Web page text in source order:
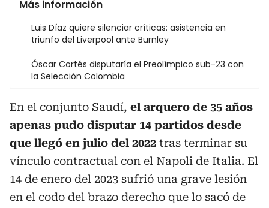
Más información
Luis Díaz quiere silenciar críticas: asistencia en
triunfo del Liverpool ante Burnley
Óscar Cortés disputaría el Preolímpico sub-23 con
la Selección Colombia
En el conjunto Saudí, el arquero de 35 años
apenas pudo disputar 14 partidos desde
que llegó en julio del 2022 tras terminar su
vínculo contractual con el Napoli de Italia. El
14 de enero del 2023 sufrió una grave lesión
en el codo del brazo derecho que lo sacó de